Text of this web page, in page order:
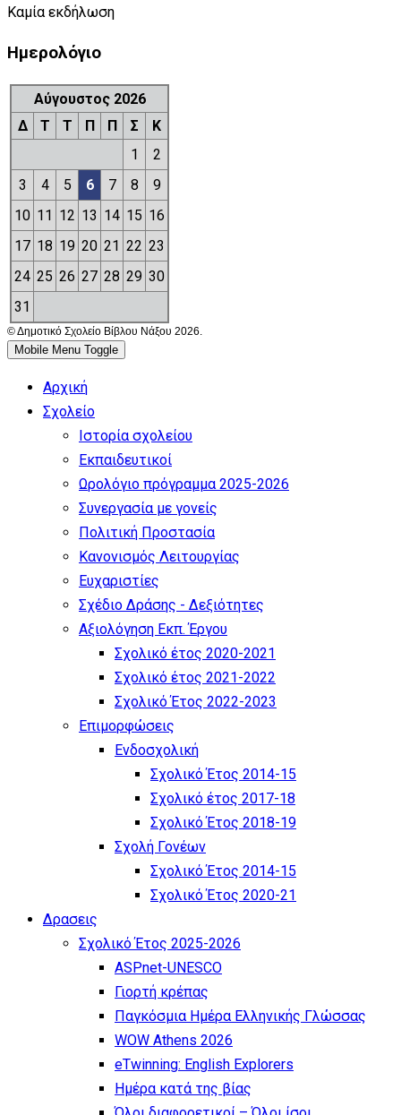
Καμία εκδήλωση
Ημερολόγιο
Αύγουστος 2026
Δ
Τ Τ Π Π Σ
Κ
1
2
3
4 5 6 7 8
9
10 11 12 13 14 15 16
17 18 19 20 21 22 23
24 25 26 27 28 29 30
31
© Δημοτικό Σχολείο Βίβλου Νάξου 2026.
Mobile Menu Toggle
Αρχική
Σχολείο
Ιστορία σχολείου
Εκπαιδευτικοί
Ωρολόγιο πρόγραμμα 2025-2026
Συνεργασία με γονείς
Πολιτική Προστασία
Κανονισμός Λειτουργίας
Ευχαριστίες
Σχέδιο Δράσης - Δεξιότητες
Αξιολόγηση Εκπ. Έργου
Σχολικό έτος 2020-2021
Σχολικό έτος 2021-2022
Σχολικό Έτος 2022-2023
Επιμορφώσεις
Ενδοσχολική
Σχολικό Έτος 2014-15
Σχολικό έτος 2017-18
Σχολικό Έτος 2018-19
Σχολή Γονέων
Σχολικό Έτος 2014-15
Σχολικό Έτος 2020-21
Δρασεις
Σχολικό Έτος 2025-2026
ASPnet-UNESCO
Γιορτή κρέπας
Παγκόσμια Ημέρα Ελληνικής Γλώσσας
WOW Athens 2026
eTwinning: English Explorers
Ημέρα κατά της βίας